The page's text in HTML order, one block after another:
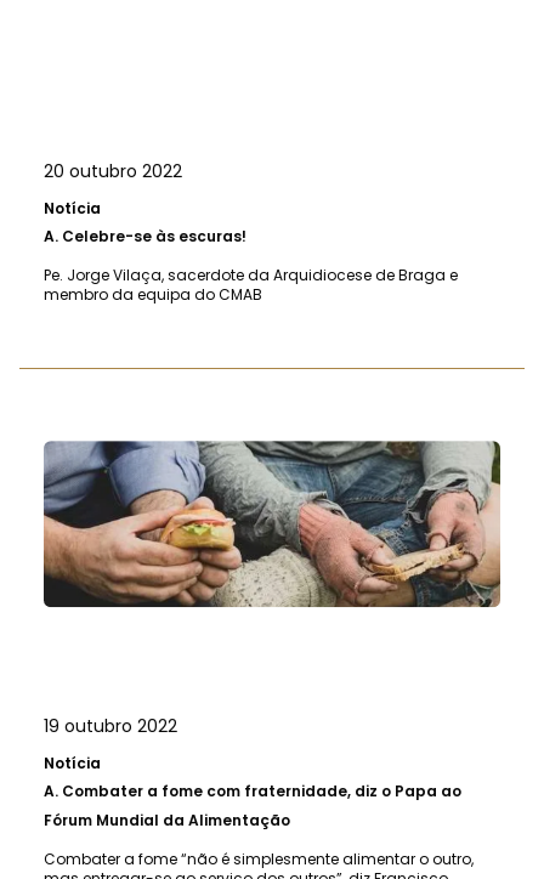
20 outubro 2022
Notícia
A. Celebre-se às escuras!
Pe. Jorge Vilaça, sacerdote da Arquidiocese de Braga e
membro da equipa do CMAB
19 outubro 2022
Notícia
A. Combater a fome com fraternidade, diz o Papa ao
Fórum Mundial da Alimentação
Combater a fome “não é simplesmente alimentar o outro,